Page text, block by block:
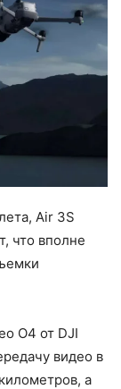
Air 3S
что вполне
O4 от DJI
видео в
а